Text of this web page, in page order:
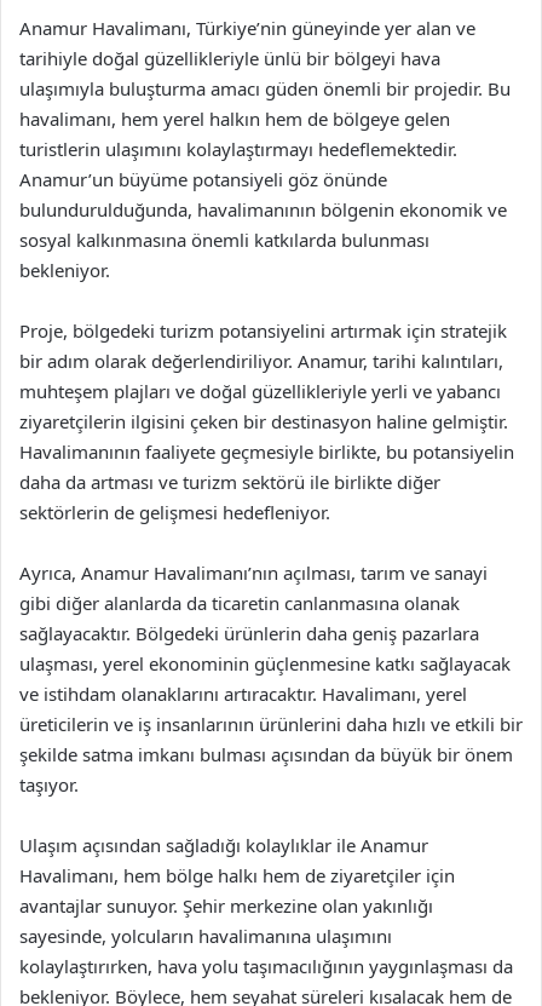
Anamur Havalimanı, Türkiye’nin güneyinde yer alan ve
tarihiyle doğal güzellikleriyle ünlü bir bölgeyi hava
ulaşımıyla buluşturma amacı güden önemli bir projedir. Bu
havalimanı, hem yerel halkın hem de bölgeye gelen
turistlerin ulaşımını kolaylaştırmayı hedeflemektedir.
Anamur’un büyüme potansiyeli göz önünde
bulundurulduğunda, havalimanının bölgenin ekonomik ve
sosyal kalkınmasına önemli katkılarda bulunması
bekleniyor.
Proje, bölgedeki turizm potansiyelini artırmak için stratejik
bir adım olarak değerlendiriliyor. Anamur, tarihi kalıntıları,
muhteşem plajları ve doğal güzellikleriyle yerli ve yabancı
ziyaretçilerin ilgisini çeken bir destinasyon haline gelmiştir.
Havalimanının faaliyete geçmesiyle birlikte, bu potansiyelin
daha da artması ve turizm sektörü ile birlikte diğer
sektörlerin de gelişmesi hedefleniyor.
Ayrıca, Anamur Havalimanı’nın açılması, tarım ve sanayi
gibi diğer alanlarda da ticaretin canlanmasına olanak
sağlayacaktır. Bölgedeki ürünlerin daha geniş pazarlara
ulaşması, yerel ekonominin güçlenmesine katkı sağlayacak
ve istihdam olanaklarını artıracaktır. Havalimanı, yerel
üreticilerin ve iş insanlarının ürünlerini daha hızlı ve etkili bir
şekilde satma imkanı bulması açısından da büyük bir önem
taşıyor.
Ulaşım açısından sağladığı kolaylıklar ile Anamur
Havalimanı, hem bölge halkı hem de ziyaretçiler için
avantajlar sunuyor. Şehir merkezine olan yakınlığı
sayesinde, yolcuların havalimanına ulaşımını
kolaylaştırırken, hava yolu taşımacılığının yaygınlaşması da
bekleniyor. Böylece, hem seyahat süreleri kısalacak hem de